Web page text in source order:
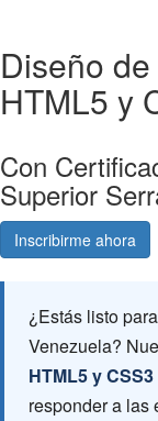
Diseño
HTML5 y
Con
Superior
Inscribirme ahora
¿Estás listo
Venezuela?
HTML5 y CSS3
responder a las